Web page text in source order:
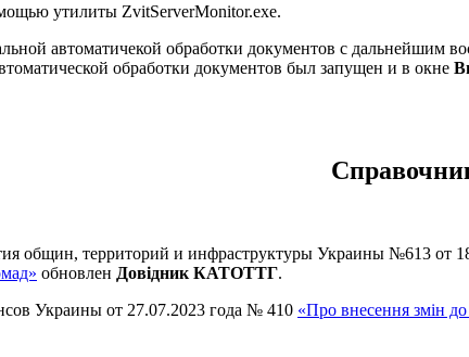
утилиты ZvitServerMonitor.exe.
автоматичекой обработки документов с дальнейшим
обработки документов был запущен и в окне
общин, территорий и инфраструктуры Украины №613 от
обновлен Довідник КАТОТТГ.
Украины от 27.07.2023 года № 410 «Про внесення змін